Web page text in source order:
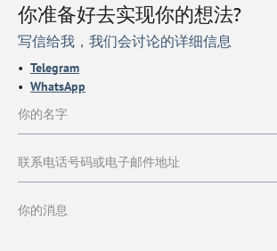
你准备好去实现你的想法?
写信给我，我们会讨论的详细信息
Telegram
WhatsApp